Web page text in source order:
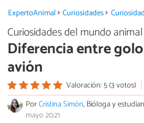
ExpertoAnimal Curiosidades
Curiosidades del mundo animal
Diferencia entre
avión
Valoración: 5 (3 votos)
PorCristina Simón, Bióloga y
mayo 2021